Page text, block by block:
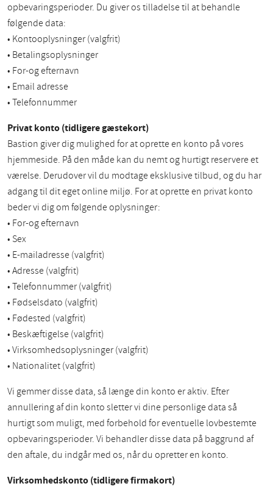
opbevaringsperioder. Du giver os tilladelse til at behandle
følgende data:
• Kontooplysninger (valgfrit)
• Betalingsoplysninger
• For-og efternavn
• Email adresse
• Telefonnummer
Privat konto (tidligere gæstekort)
Bastion giver dig mulighed for at oprette en konto på vores
hjemmeside. På den måde kan du nemt og hurtigt reservere et
værelse. Derudover vil du modtage eksklusive tilbud, og du har
adgang til dit eget online miljø. For at oprette en privat konto
beder vi dig om følgende oplysninger:
• For-og efternavn
• Sex
• E-mailadresse (valgfrit)
• Adresse (valgfrit)
• Telefonnummer (valgfrit)
• Fødselsdato (valgfrit)
• Fødested (valgfrit)
• Beskæftigelse (valgfrit)
• Virksomhedsoplysninger (valgfrit)
• Nationalitet (valgfrit)
Vi gemmer disse data, så længe din konto er aktiv. Efter
annullering af din konto sletter vi dine personlige data så
hurtigt som muligt, med forbehold for eventuelle lovbestemte
opbevaringsperioder. Vi behandler disse data på baggrund af
den aftale, du indgår med os, når du opretter en konto.
Virksomhedskonto (tidligere firmakort)